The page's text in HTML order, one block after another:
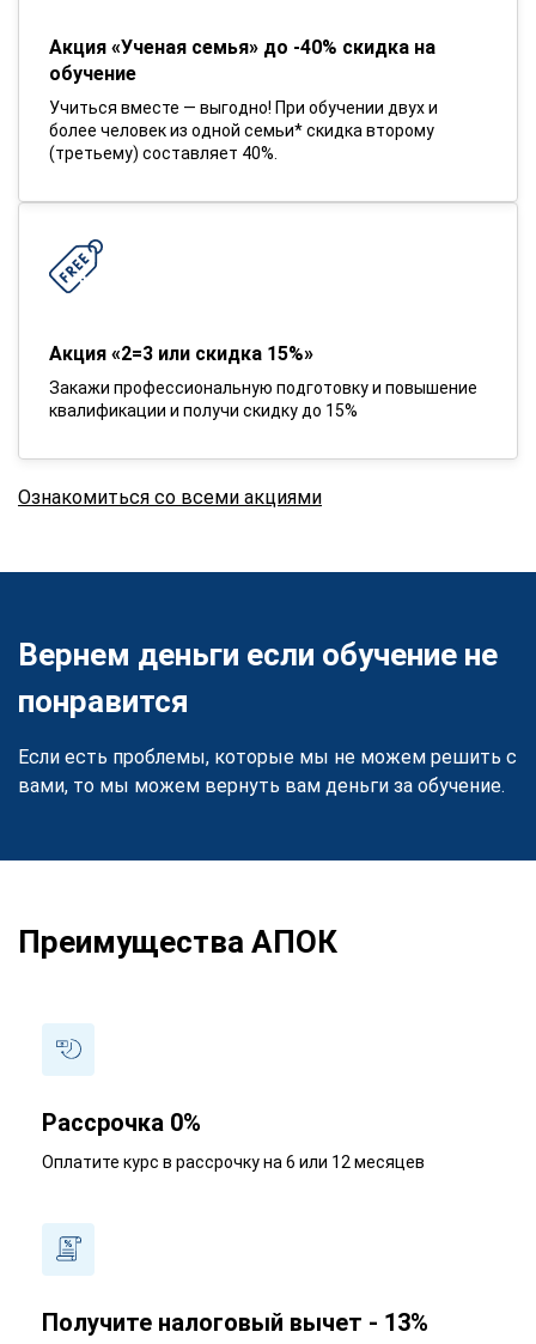
Акция «Ученая семья» до -40% скидка на
обучение
Учиться вместе — выгодно! При обучении двух и
более человек из одной семьи* скидка второму
(третьему) составляет 40%.
Акция «2=3 или скидка 15%»
Закажи профессиональную подготовку и повышение
квалификации и получи скидку до 15%
Ознакомиться со всеми акциями
Вернем деньги если обучение не
понравится
Если есть проблемы, которые мы не можем решить с
вами, то мы можем вернуть вам деньги за обучение.
Преимущества АПОК
Рассрочка 0%
Оплатите курс в рассрочку на 6 или 12 месяцев
Получите налоговый вычет - 13%